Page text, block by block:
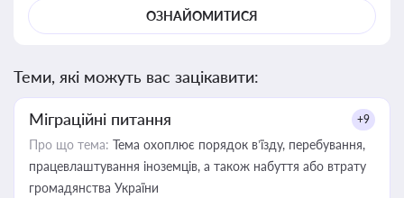
ОЗНАЙОМИТИСЯ
Теми, які можуть вас зацікавити:
Міграційні питання +9
Про що тема: Тема охоплює порядок в’їзду, перебування,
працевлаштування іноземців, а також набуття або втрату
громадянства України